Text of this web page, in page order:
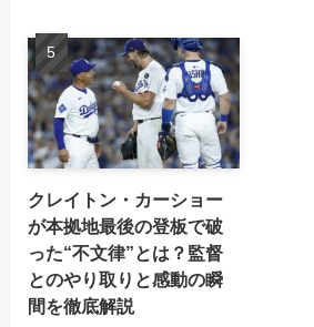
クレイトン・カーショー
が本拠地最後の登板で破
った“不文律”とは？監督
とのやり取りと感動の瞬
間を徹底解説